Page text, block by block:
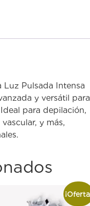
Luz Pulsada Intensa
y versátil para
para depilación,
y más,